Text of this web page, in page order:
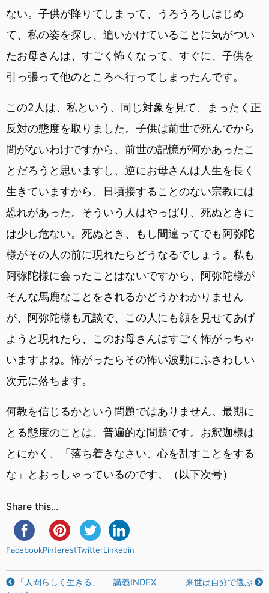
ない。子供が降りてしまって、うろうろしはじめ
て、私の姿を探し、追いかけていることに気がつい
たお母さんは、すごく怖くなって、すぐに、子供を
引っ張って他のところへ行ってしまったんです。
この2人は、私という、同じ対象を見て、まったく正
反対の態度を取りました。子供は前世で死んでから
間がないわけですから、前世の記憶が何かあったこ
とだろうと思いますし、逆にお母さんは人生を長く
生きていますから、日頃接することのない宗教には
恐れがあった。そういう人はやっぱり、死ぬときに
は少し危ない。死ぬとき、もし間違ってでも阿弥陀
様がその人の前に現れたらどうなるでしょう。私も
阿弥陀様に会ったことはないですから、阿弥陀様が
そんな馬鹿なことをされるかどうかわかりません
が、阿弥陀様も冗談で、この人にも顔を見せてあげ
ようと現れたら、このお母さんはすごく怖がっちゃ
いますよね。怖がったらその怖い波動にふさわしい
次元に落ちます。
何教を信じるかという問題ではありません。最期に
とる態度のことは、普遍的な間題です。お釈迦様は
とにかく、「落ち着きなさい、心を乱すことをする
な」とおっしゃっているのです。（以下次号）
Share this...
FacebookPinterestTwitterLinkedin
「人間らしく生きる」
講義INDEX 来世は自分で選ぶ